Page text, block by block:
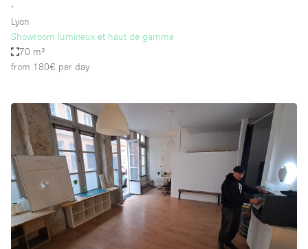
∙
Lyon
Showroom lumineux et haut de gamme
70 m²
from 180€ per day